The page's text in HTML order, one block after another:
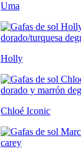
Uma
Holly
Chloé Iconic